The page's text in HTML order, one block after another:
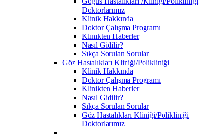
Doktorlarımız
Klinik Hakkında
Doktor Çalışma Programı
Klinikten Haberler
Nasıl Gidilir?
Sıkça Sorulan Sorular
Göz Hastalıkları Kliniği/Polikliniği
Klinik Hakkında
Doktor Çalışma Programı
Klinikten Haberler
Nasıl Gidilir?
Sıkça Sorulan Sorular
Göz Hastalıkları Kliniği/Polikliniği
Doktorlarımız